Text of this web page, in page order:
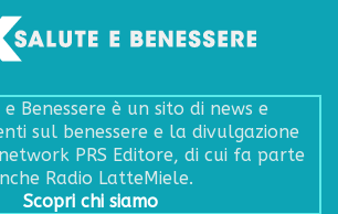
Benessere è un sito di news e
sul benessere e la divulgazione
PRS Editore, di cui fa parte
Radio LatteMiele.
Scopri chi siamo